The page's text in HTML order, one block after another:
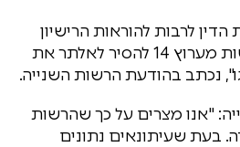
לרבות להוראות הרישיון
ובהתאם לכך דורשת הרשות מערוץ 14 להסיר לאלתר את
נכתב בהודעת הרשות השנייה.
השנייה: "אנו מצרים על כך שהרשות
בעת שעיתונאים נתונים